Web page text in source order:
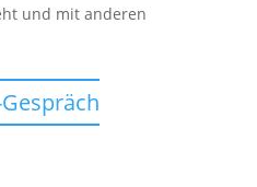
und mit anderen